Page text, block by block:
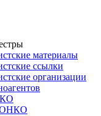
материалы
ссылки
организации